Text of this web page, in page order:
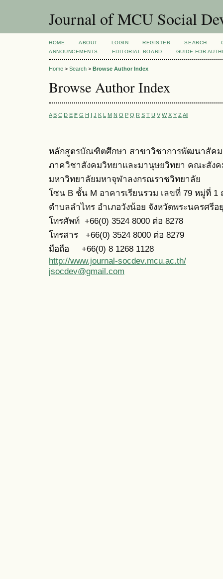
Journal of MCU Social
HOME ABOUT LOGIN REGISTER SEARCH
ANNOUNCEMENTS
EDITORIAL BOARD GUIDE FOR
Home > Search > Browse Author Index
Browse Author Index
A B C D E F G H I J K L M N O P Q R S T U V W X Y Z All
หลักสูตรบัณฑิตศึกษา สาขาวิชาการพัฒนาสัคม
ภาควิชาสังคมวิทยาและมานุษยวิทยา คณะสัง
มหาวิทยาลัยมหาจุฬาลงกรณราชวิทยาลัย
โซน B ชั้น M อาคารเรียนรวม เลขที่ 79 หมู่ที่
ตำบลลำไทร อำเภอวังน้อย จังหวัดพระนครศรีอ
โทรศัพท์ +66(0) 3524 8000 ต่อ 8278
โทรสาร +66(0) 3524 8000 ต่อ 8279
มือถือ +66(0) 8 1268 1128
http://www.journal-socdev.mcu.ac.th/
jsocdev@gmail.com